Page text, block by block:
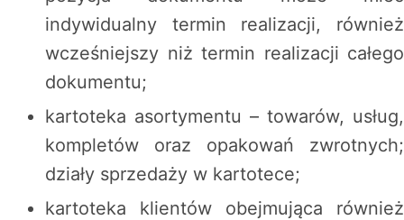
indywidualny termin realizacji, również
wcześniejszy niż termin realizacji całego
dokumentu;
kartoteka asortymentu – towarów, usług,
kompletów oraz opakowań zwrotnych;
działy sprzedaży w kartotece;
kartoteka klientów obejmująca również